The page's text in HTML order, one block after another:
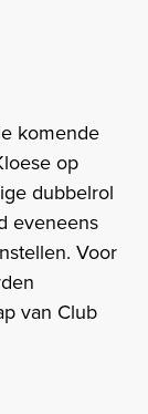
komende
op
dubbelrol
eveneens
Voor
van Club